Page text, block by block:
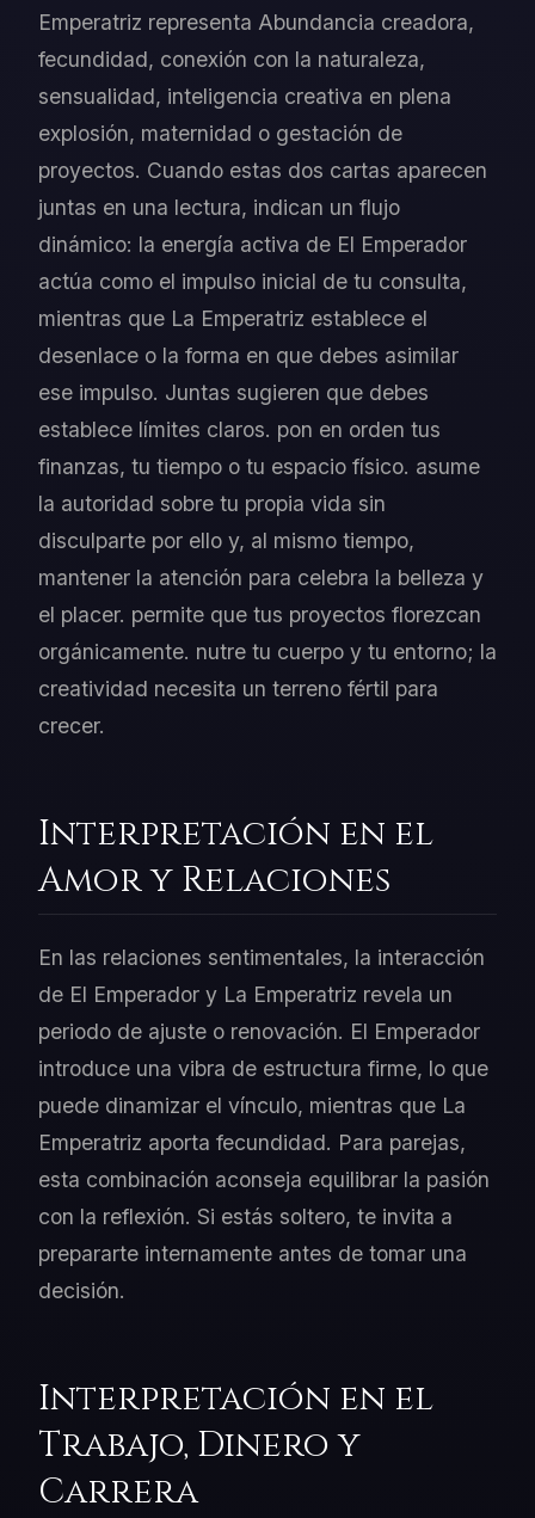
Emperatriz representa Abundancia creadora,
fecundidad, conexión con la naturaleza,
sensualidad, inteligencia creativa en plena
explosión, maternidad o gestación de
proyectos. Cuando estas dos cartas aparecen
juntas en una lectura, indican un flujo
dinámico: la energía activa de El Emperador
actúa como el impulso inicial de tu consulta,
mientras que La Emperatriz establece el
desenlace o la forma en que debes asimilar
ese impulso. Juntas sugieren que debes
establece límites claros. pon en orden tus
finanzas, tu tiempo o tu espacio físico. asume
la autoridad sobre tu propia vida sin
disculparte por ello y, al mismo tiempo,
mantener la atención para celebra la belleza y
el placer. permite que tus proyectos florezcan
orgánicamente. nutre tu cuerpo y tu entorno; la
creatividad necesita un terreno fértil para
crecer.
Interpretación en el
Amor y Relaciones
En las relaciones sentimentales, la interacción
de El Emperador y La Emperatriz revela un
periodo de ajuste o renovación. El Emperador
introduce una vibra de estructura firme, lo que
puede dinamizar el vínculo, mientras que La
Emperatriz aporta fecundidad. Para parejas,
esta combinación aconseja equilibrar la pasión
con la reflexión. Si estás soltero, te invita a
prepararte internamente antes de tomar una
decisión.
Interpretación en el
Trabajo, Dinero y
Carrera